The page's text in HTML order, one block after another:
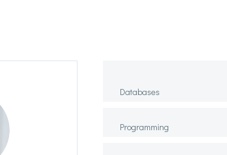
Databases
Programming